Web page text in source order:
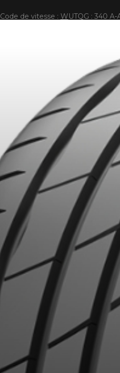
Code de vitesse : WUTQG : 340 A-